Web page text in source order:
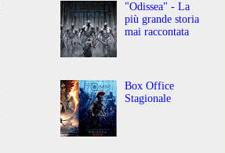
"Odissea" - La
più grande storia
mai raccontata
Box Office
Stagionale